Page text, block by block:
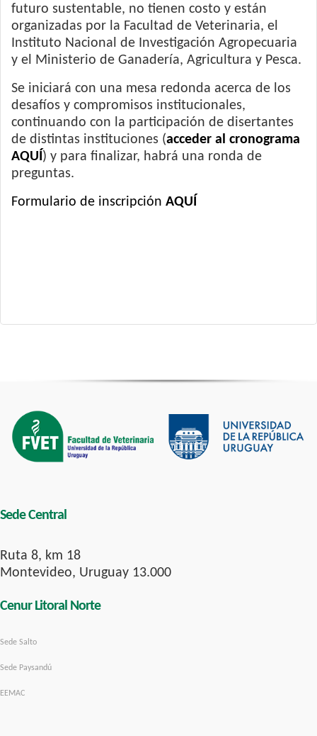
futuro sustentable, no tienen costo y están
organizadas por la Facultad de Veterinaria, el
Instituto Nacional de Investigación Agropecuaria
y el Ministerio de Ganadería, Agricultura y Pesca.
Se iniciará con una mesa redonda acerca de los
desafíos y compromisos institucionales,
continuando con la participación de disertantes
de distintas instituciones (acceder al cronograma
AQUÍ) y para finalizar, habrá una ronda de
preguntas.
Formulario de inscripción AQUÍ
Sede Central
Ruta 8, km 18
Montevideo, Uruguay 13.000
Cenur Litoral Norte
Sede Salto
Sede Paysandú
EEMAC